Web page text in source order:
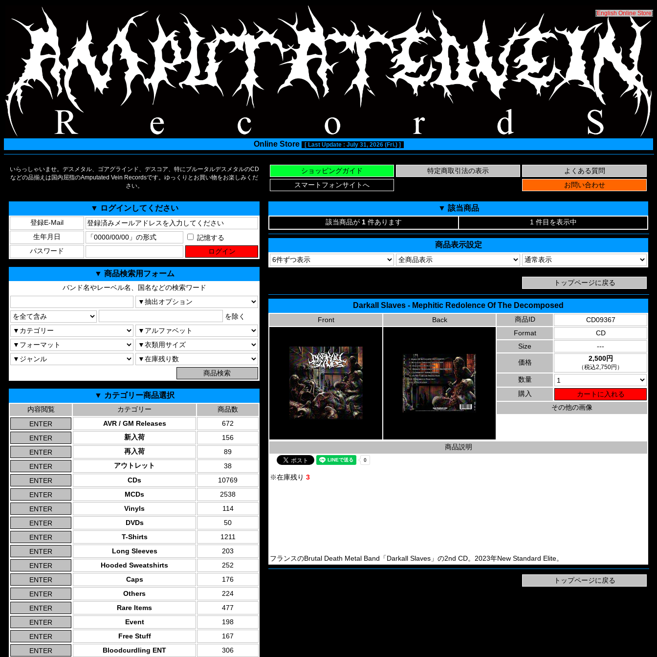
[English Online Store]
Online Store [ Last Update : July 31, 2026 (Fri.) ]
いらっしゃいませ。デスメタル、ゴアグラインド、デスコア、特にブルータルデスメタルのCD
などの品揃えは国内屈指のAmputated Vein Recordsです。ゆっくりとお買い物をお楽しみくだ
さい。
▼ ログインしてください
登録E-Mail
生年月日
記憶する
パスワード
▼ 商品検索用フォーム
バンド名やレーベル名、国名などの検索ワード
を除く
▼ カテゴリー商品選択
内容閲覧 カテゴリー
商品数
AVR / GM Releases
672
新入荷
156
再入荷
89
アウトレット
38
CDs
10769
MCDs
2538
Vinyls
114
DVDs
50
T-Shirts
1211
Long Sleeves
203
Hooded Sweatshirts
252
Caps
176
Others
224
Rare Items
477
Event
198
Free Stuff
167
Bloodcurdling ENT
306
▼ 該当商品
該当商品が 1 件あります 1 件目を表示中
商品表示設定
Darkall Slaves - Mephitic Redolence Of The Decomposed
Front Back 商品ID
CD09367
Format
CD
Size
---
価格 2,500円
（税込2,750円）
数量
購入
その他の画像
商品説明
※在庫残り 3
フランスのBrutal Death Metal Band「Darkall Slaves」の2nd CD。2023年New Standard Elite。